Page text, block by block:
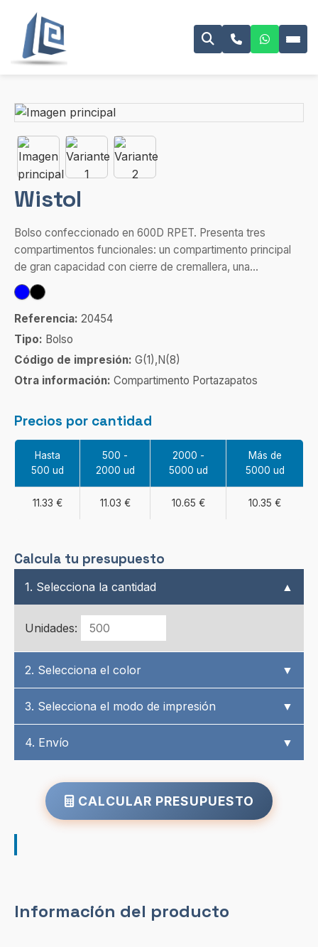
Wistol
Bolso confeccionado en 600D RPET. Presenta tres
compartimentos funcionales: un compartimento principal
de gran capacidad con cierre de cremallera, una...
Referencia: 20454
Tipo: Bolso
Código de impresión: G(1),N(8)
Otra información: Compartimento Portazapatos
Precios por cantidad
Hasta
500 ud
500 -
2000 ud
2000 -
5000 ud
Más de
5000 ud
11.33 € 11.03 € 10.65 € 10.35 €
Calcula tu presupuesto
1. Selecciona la cantidad ▲
Unidades:
2. Selecciona el color ▼
3. Selecciona el modo de impresión ▼
4. Envío ▼
CALCULAR PRESUPUESTO
Información del producto